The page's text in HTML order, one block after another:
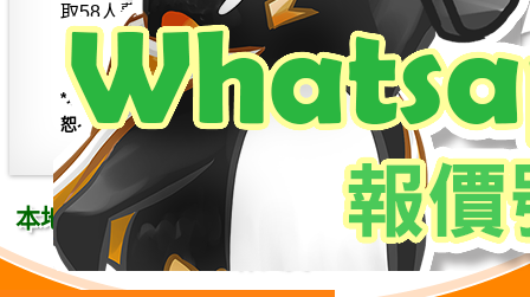
取58人費用。
團費會因應人數及其他因素而調整，只供參考，
一切以本社所提供的正式報價單為準。
*以上景點資料只供參考，請以現場環景為準，如有更改
恕不另行通知。
本地遊包團人數最少只需 人，另送2
位免費
工作人員